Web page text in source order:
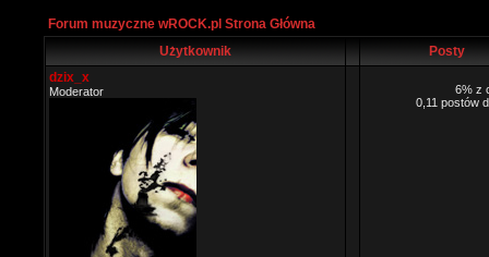
Forum muzyczne wROCK.pl Strona Główna
Użytkownik
Posty
dzix_x
Moderator
6% z
0,11 postów